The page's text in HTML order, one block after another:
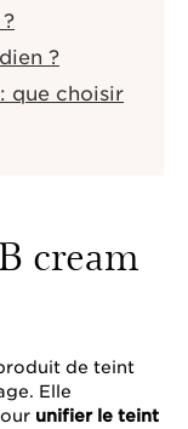
?
que choisir
cream
de teint
Elle
unifier le teint